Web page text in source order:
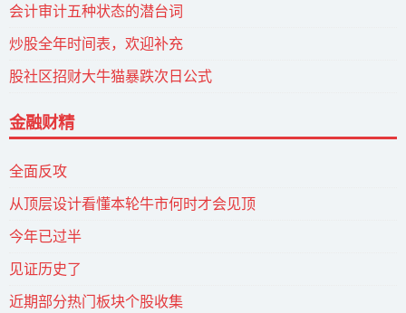
会计审计五种状态的潜台词
炒股全年时间表，欢迎补充
股社区招财大牛猫暴跌次日公式
金融财精
全面反攻
从顶层设计看懂本轮牛市何时才会见顶
今年已过半
见证历史了
近期部分热门板块个股收集